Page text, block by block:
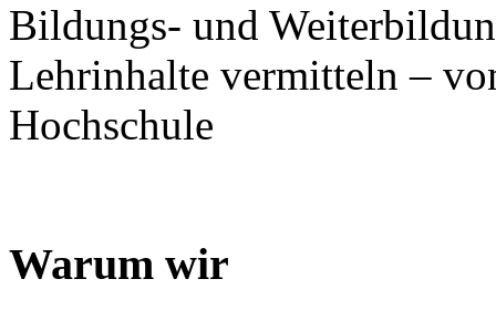
Bildungs- und
Lehrinhalte vermitteln –
Hochschule
Warum wir